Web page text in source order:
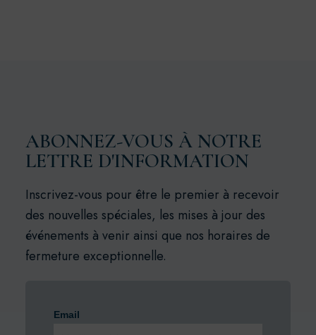
ABONNEZ-VOUS À NOTRE
LETTRE D'INFORMATION
Inscrivez-vous pour être le premier à recevoir
des nouvelles spéciales, les mises à jour des
événements à venir ainsi que nos horaires de
fermeture exceptionnelle.
Email